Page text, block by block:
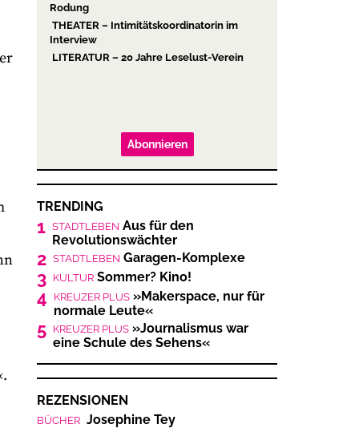
Rodung
THEATER – Intimitätskoordinatorin im
Interview
LITERATUR – 20 Jahre Leselust-Verein
Abonnieren
TRENDING
1 STADTLEBEN Aus für den
Revolutionswächter
2 STADTLEBEN Garagen-Komplexe
3 KULTUR Sommer? Kino!
4 KREUZER PLUS »Makerspace, nur für
normale Leute«
5 KREUZER PLUS »Journalismus war
eine Schule des Sehens«
REZENSIONEN
BÜCHER Josephine Tey